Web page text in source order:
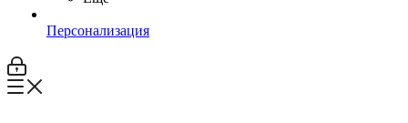
Персонализация